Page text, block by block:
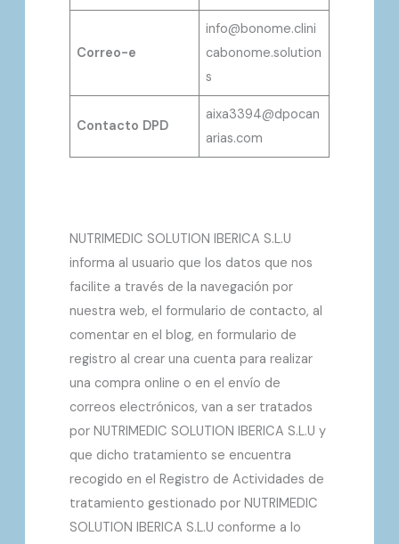
Correo-e
info@bonome.clini
cabonome.solution
s
Contacto DPD
aixa3394@dpocan
arias.com
NUTRIMEDIC SOLUTION IBERICA S.L.U
informa al usuario que los datos que nos
facilite a través de la navegación por
nuestra web, el formulario de contacto, al
comentar en el blog, en formulario de
registro al crear una cuenta para realizar
una compra online o en el envío de
correos electrónicos, van a ser tratados
por NUTRIMEDIC SOLUTION IBERICA S.L.U y
que dicho tratamiento se encuentra
recogido en el Registro de Actividades de
tratamiento gestionado por NUTRIMEDIC
SOLUTION IBERICA S.L.U conforme a lo